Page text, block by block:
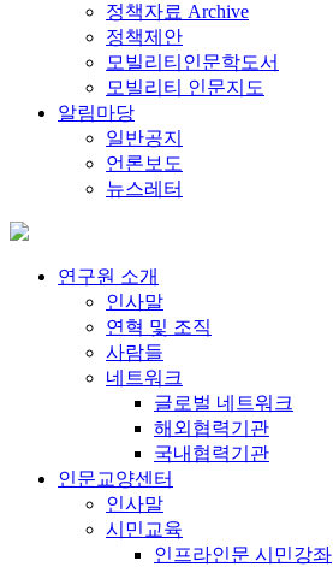
정책자료 Archive
정책제안
모빌리티인문학도서
모빌리티 인문지도
알림마당
일반공지
언론보도
뉴스레터
연구원 소개
인사말
연혁 및 조직
사람들
네트워크
글로벌 네트워크
해외협력기관
국내협력기관
인문교양센터
인사말
시민교육
인프라인문 시민강좌